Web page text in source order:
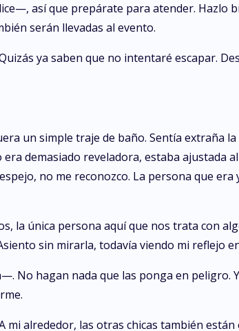
así que prepárate para atender. Hazlo
serán llevadas al evento.
ya saben que no intentaré escapar.
un simple traje de baño. Sentía extraña
demasiado reveladora, estaba ajustada
no me reconozco. La persona que
la única persona aquí que nos trata con
sin mirarla, todavía viendo mi reflejo
No hagan nada que las ponga en peligro.
alrededor, las otras chicas también